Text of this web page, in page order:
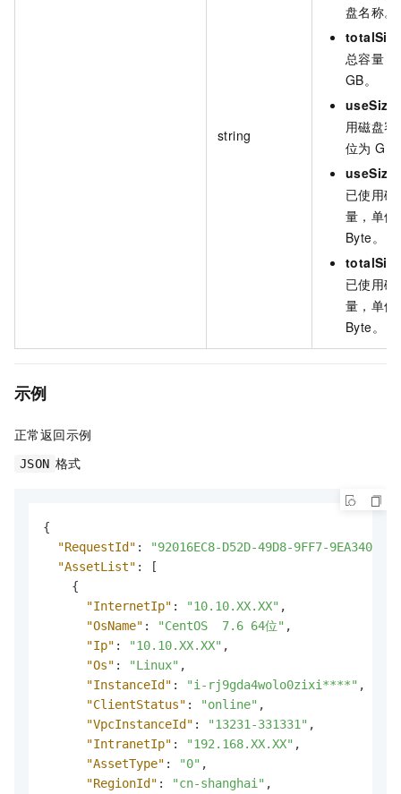
string
盘名称。
totalSize
总容量
GB。
useSize
用磁盘
位为 GB
已使用磁
量，单位
Byte。
已使用磁
量，单位
Byte。
示例
正常返回示例
JSON 格式
{
"RequestId" :
"92016EC8-D52D-49D8-9FF7-
"AssetList" :
[
{
"InternetIp" : "10.10.XX.XX" ,
"OsName" : "CentOS  7.6 64位" ,
"Ip" : "10.10.XX.XX" ,
"Os" : "Linux" ,
"InstanceId" : "i-rj9gda4wolo0zixi****" ,
"ClientStatus" : "online" ,
"VpcInstanceId" : "13231-331331" ,
"IntranetIp" : "192.168.XX.XX" ,
"AssetType" : "0" ,
"RegionId" : "cn-shanghai" ,